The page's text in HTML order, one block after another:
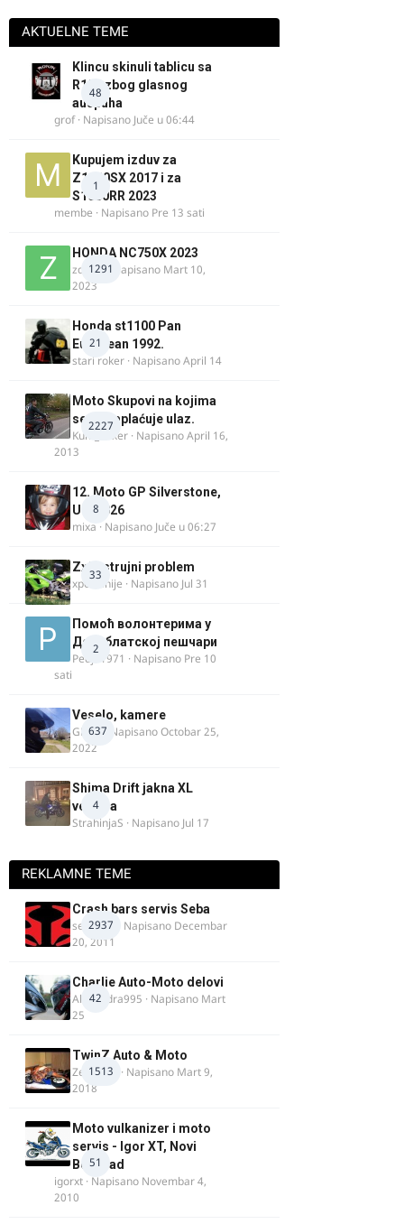
AKTUELNE TEME
48
Klincu skinuli tablicu sa
R125 zbog glasnog
auspuha
grof· Napisano Juče u 06:44
1
Kupujem izduv za
Z1000SX 2017 i za
S1000RR 2023
membe · Napisano Pre 13 sati
1291
HONDA NC750X 2023
zdelija· Napisano Mart 10,
2023
21
Honda st1100 Pan
European 1992.
stari roker · NapisanoApril 14
2227
Moto Skupovi na kojima
se ne naplaćuje ulaz.
Kum_Mixer · NapisanoApril 16,
2013
8
12. Moto GP Silverstone,
UK, 2026
mixa · Napisano Juče u 06:27
33
Zx9r strujni problem
xpetronije · Napisano Jul 31
2
Помоћ волонтерима у
Делиблатској пешчари
Pedja1971 · Napisano Pre 10
sati
637
Veselo, kamere
GR 46· NapisanoOctobar 25,
2022
4
Shima Drift jakna XL
veličina
StrahinjaS · Napisano Jul 17
REKLAMNE TEME
2937
Crash bars servis Seba
seba011 · Napisano Decembar
20, 2011
42
Charlie Auto-Moto delovi
Alexandra995 · Napisano Mart
25
1513
TwinZ Auto & Moto
Zeljkamp · Napisano Mart 9,
2018
51
Moto vulkanizer i moto
servis - Igor XT, Novi
Beograd
igorxt · Napisano Novembar 4,
2010